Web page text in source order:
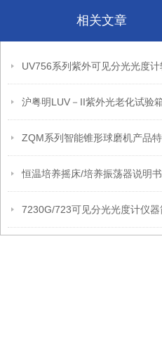
相关文章
恒温培养摇床/培养振荡器说明书